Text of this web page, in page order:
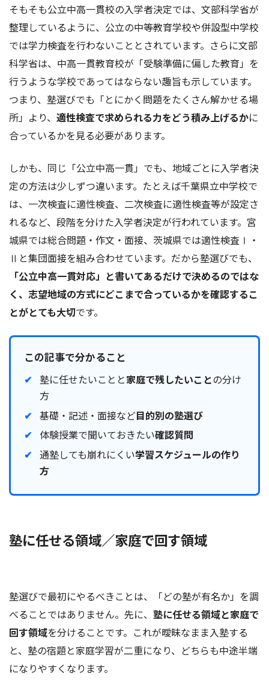
そもそも公立中高一貫校の入学者決定では、文部科学省が
整理しているように、公立の中等教育学校や併設型中学校
では学力検査を行わないこととされています。さらに文部
科学省は、中高一貫教育校が「受験準備に偏した教育」を
行うような学校であってはならない趣旨も示しています。
つまり、塾選びでも「とにかく問題をたくさん解かせる場
所」より、 適性検査で求められる力をどう積み上げるかに
合っているかを見る必要があります。
しかも、同じ「公立中高一貫」でも、地域ごとに入学者決
定の方法は少しずつ違います。たとえば千葉県立中学校で
は、一次検査に適性検査、二次検査に適性検査等が設定さ
れるなど、段階を分けた入学者決定が行われています。宮
城県では総合問題・作文・面接、茨城県では適性検査Ⅰ・
Ⅱと集団面接を組み合わせています。だから塾選びでも、
「公立中高一貫対応」と書いてあるだけで決めるのではな
く、志望地域の方式にどこまで合っているかを確認するこ
とがとても大切です。
この記事で分かること
塾に任せたいことと家庭で残したいことの分け
方
基礎・記述・面接など目的別の塾選び
体験授業で聞いておきたい確認質問
通塾しても崩れにくい学習スケジュールの作り
方
塾に任せる領域／家庭で回す領域
塾選びで最初にやるべきことは、「どの塾が有名か」を調
べることではありません。先に、 塾に任せる領域と家庭で
回す領域を分けることです。これが曖昧なまま入塾する
と、塾の宿題と家庭学習が二重になり、どちらも中途半端
になりやすくなります。